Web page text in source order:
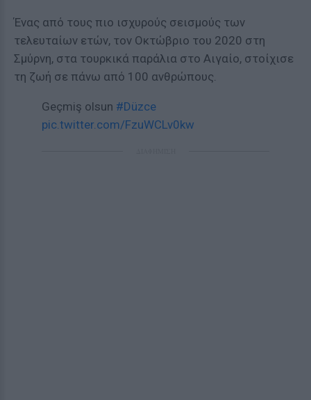
Ένας από τους πιο ισχυρούς σεισμούς των
τελευταίων ετών, τον Οκτώβριο του 2020 στη
Σμύρνη, στα τουρκικά παράλια στο Αιγαίο, στοίχισε
τη ζωή σε πάνω από 100 ανθρώπους.
Geçmiş olsun #Düzce
pic.twitter.com/FzuWCLv0kw